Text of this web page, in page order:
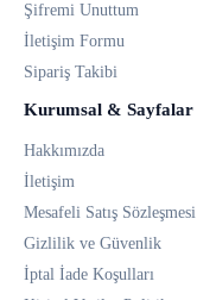
Şifremi Unuttum
İletişim Formu
Sipariş Takibi
Kurumsal & Sayfalar
Hakkımızda
İletişim
Mesafeli Satış Sözleşmesi
Gizlilik ve Güvenlik
İptal İade Koşulları